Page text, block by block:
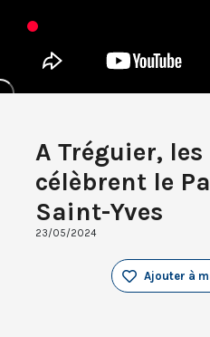
A Tréguier,
célèbrent le
Saint-Yves
23/05/2024
Ajouter à